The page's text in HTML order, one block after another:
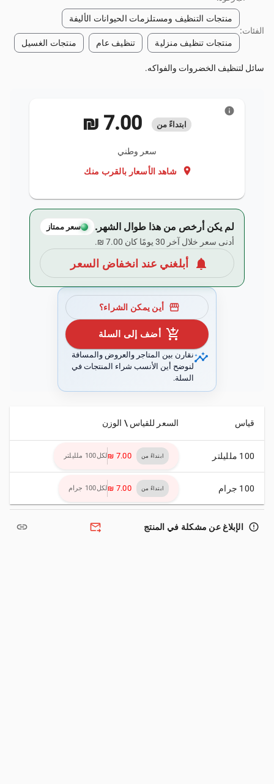
الفئات:
منتجات التنظيف ومستلزمات الحيوانات الأليفة
منتجات تنظيف منزلية تنظيف عام منتجات الغسيل
سائل لتنظيف الخضروات والفواكه.
ابتداءً من
سعر وطني
location_on شاهد الأسعار بالقرب منك
info
لم يكن أرخص من هذا طوال الشهر. سعر ممتاز
أدنى سعر خلال آخر 30 يومًا كان ‏7.00 ₪.
notifications أبلغني عند انخفاض السعر
storefront أين يمكن الشراء؟
add_shopping_cart أضف إلى السلة
insightsنقارن بين المتاجر والعروض والمسافة
لنوضح أين الأنسب شراء المنتجات في
السلة.
قياس السعر للقياس \ الوزن
100 ملليلتر ابتداءً من ‏7.00 ₪ لكل100 ملليلتر
100 جرام ابتداءً من ‏7.00 ₪ لكل100 جرام
error_outline الإبلاغ عن مشكلة في المنتج forward_to_inbox
link